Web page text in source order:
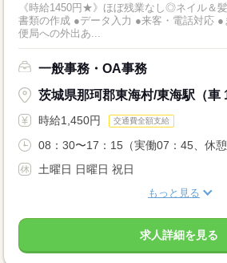
《時給1450円★》ほぼ残業なし◎ネイル＆
書類の作成 ●データ入力 ●来客・電話対応
便局への外出あ...
一般事務・OA事務
茨城県那珂郡東海村/東海駅（車
時給1,450円 交通費全額支給
08：30〜17：15（実働07：45、休憩
土曜日 日曜日 祝日
もっと見る
求人詳細を見る